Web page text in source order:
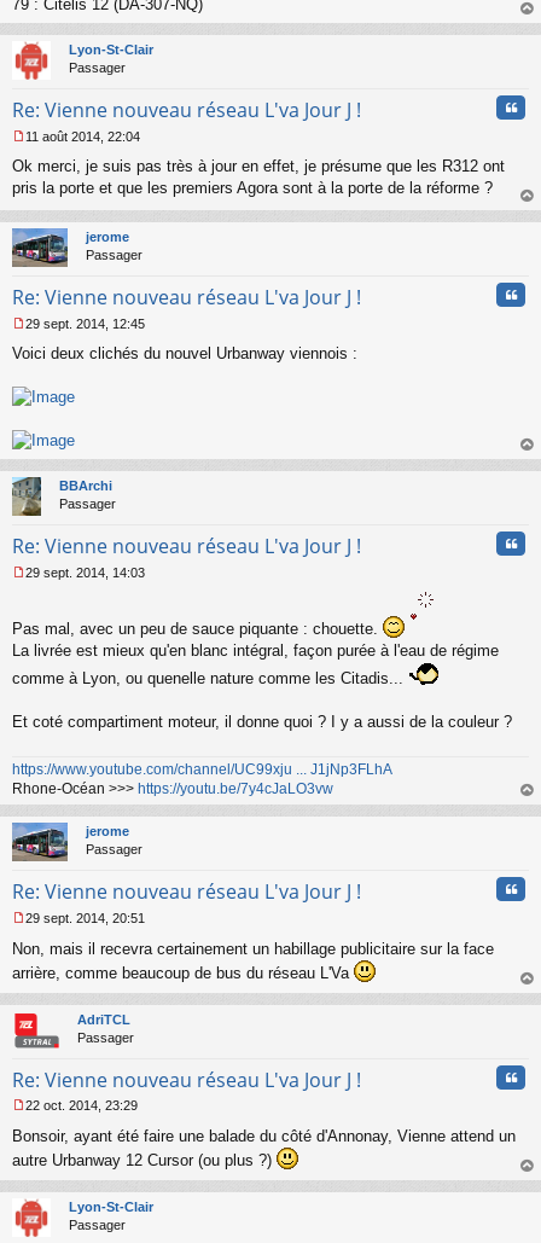
n
o
n
l
u
79 : Citelis 12 (DA-307-NQ)
au
Lyon-St-Clair
Passager
Re: Vienne nouveau réseau L'va Jour J !
e
s
a
g
e
o
l
u
11 août 2014, 22:04
Ok merci, je suis pas très à jour en effet, je présume que les R312 ont
pris la porte et que les premiers Agora sont à la porte de la réforme ?
au
jerome
Passager
Re: Vienne nouveau réseau L'va Jour J !
e
s
a
g
e
n
o
n
l
29 sept. 2014, 12:45
Voici deux clichés du nouvel Urbanway viennois :
au
BBArchi
Passager
Re: Vienne nouveau réseau L'va Jour J !
a
g
o
l
u
29 sept. 2014, 14:03
Pas mal, avec un peu de sauce piquante : chouette.
La livrée est mieux qu'en blanc intégral, façon purée à l'eau de régime
comme à Lyon, ou quenelle nature comme les Citadis...
Et coté compartiment moteur, il donne quoi ? I y a aussi de la couleur ?
https://www.youtube.com/channel/UC99xju ... J1jNp3FLhA
Rhone-Océan >>> https://youtu.be/7y4cJaLO3vw
au
jerome
Passager
Re: Vienne nouveau réseau L'va Jour J !
e
s
a
g
e
o
l
u
29 sept. 2014, 20:51
Non, mais il recevra certainement un habillage publicitaire sur la face
arrière, comme beaucoup de bus du réseau L'Va
au
AdriTCL
Passager
Re: Vienne nouveau réseau L'va Jour J !
e
s
a
g
e
22 oct. 2014, 23:29
Bonsoir, ayant été faire une balade du côté d'Annonay, Vienne attend un
autre Urbanway 12 Cursor (ou plus ?)
au
Lyon-St-Clair
Passager